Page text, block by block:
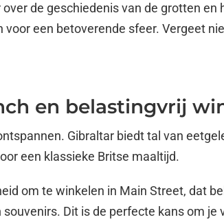
de geschiedenis van de grotten
een betoverende sfeer. Vergeet
en belastingvrij
Gibraltar biedt tal van
een klassieke Britse maaltijd.
om te winkelen in Main Street, dat
Dit is de perfecte kans om